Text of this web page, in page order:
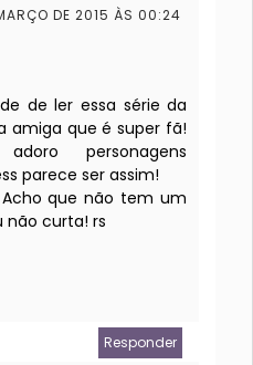
DE 2015 ÀS 00:24
de ler essa série da
amiga que é super fã!
personagens
parece ser assim!
Acho que não tem um
não curta! rs
Responder